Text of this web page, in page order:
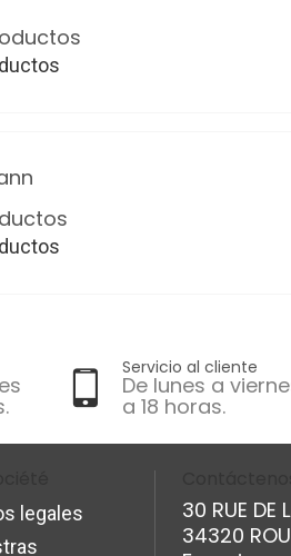
Servicio al cliente
De lunes a
a 18 horas.
legales
30 RUE DE
34320